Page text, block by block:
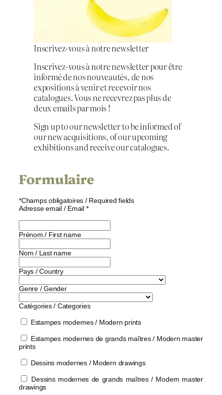
Inscrivez-vous à notre newsletter
Inscrivez-vous à notre newsletter pour être
informé de nos nouveautés, de nos
expositions à venir et recevoir nos
catalogues. Vous ne recevrez pas plus de
deux emails par mois !
Sign up to our newsletter to be informed of
our new acquisitions, of our upcoming
exhibitions and receive our catalogues.
Formulaire
*Champs obligatoires / Required fields
Adresse email / Email *
Prénom / First name
Nom / Last name
Pays / Country
Genre / Gender
Catégories / Categories
Estampes modernes / Modern prints
Estampes modernes de grands maîtres / Modern master
prints
Dessins modernes / Modern drawings
Dessins modernes de grands maîtres / Modern master
drawings